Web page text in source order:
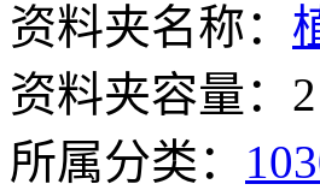
资料夹名称：
资料夹容量：2
所属分类：